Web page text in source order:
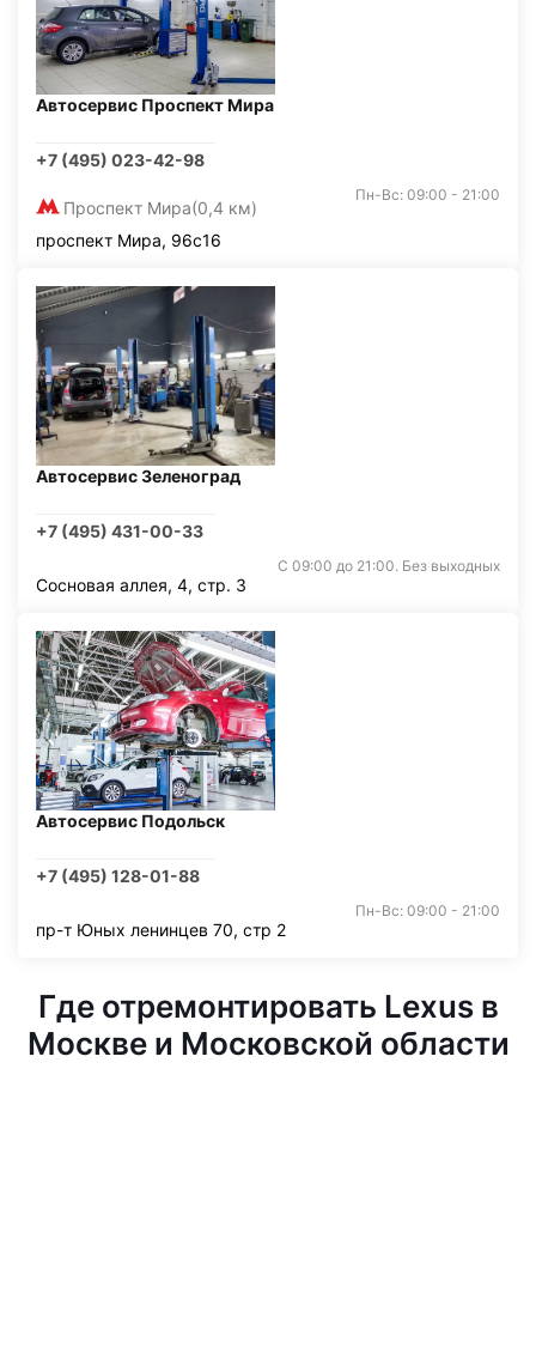
Автосервис Проспект Мира
+7 (495) 023-42-98
Проспект Мира(0,4 км)
Пн-Вс: 09:00 - 21:00
проспект Мира, 96с16
Автосервис Зеленоград
+7 (495) 431-00-33
С 09:00 до 21:00. Без выходных
Сосновая аллея, 4, стр. 3
Автосервис Подольск
+7 (495) 128-01-88
Пн-Вс: 09:00 - 21:00
пр-т Юных ленинцев 70, стр 2
Где отремонтировать Lexus в
Москве и Московской области